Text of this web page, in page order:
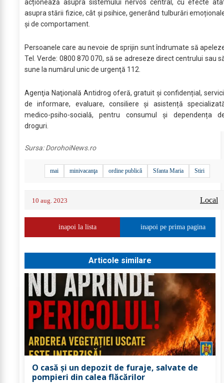
acționează asupra sistemului nervos central, cu efecte
asupra stării fizice, cât și psihice, generând tulburări
și de comportament.
Persoanele care au nevoie de sprijin sunt îndrumate să
Tel. Verde: 0800 870 070, să se adreseze direct centrului sau
sune la numărul unic de urgenţă 112.
Agenţia Naţională Antidrog oferă, gratuit și confidențial,
de informare, evaluare, consiliere şi asistență
medico-psiho-socială, pentru consumul şi dependența
droguri.
Sursa:DorohoiNews.ro
mai minivacanţa ordine publică Sfanta Maria Stiri
10 aug. 2023 Local
inapoi la lista inapoi pe prima pagina
Articole similare
O casă și un depozit de furaje, salvate de
pompieri din calea flăcărilor